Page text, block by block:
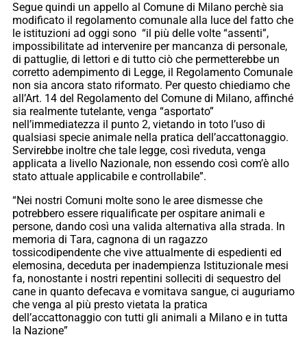
Segue quindi un appello al Comune di Milano perchè sia
modificato il regolamento comunale alla luce del fatto che
le istituzioni ad oggi sono “il più delle volte “assenti”,
impossibilitate ad intervenire per mancanza di personale,
di pattuglie, di lettori e di tutto ciò che permetterebbe un
corretto adempimento di Legge, il Regolamento Comunale
non sia ancora stato riformato. Per questo chiediamo che
all’Art. 14 del Regolamento del Comune di Milano, affinché
sia realmente tutelante, venga “asportato”
nell’immediatezza il punto 2, vietando in toto l’uso di
qualsiasi specie animale nella pratica dell’accattonaggio.
Servirebbe inoltre che tale legge, così riveduta, venga
applicata a livello Nazionale, non essendo così com’è allo
stato attuale applicabile e controllabile”.
“Nei nostri Comuni molte sono le aree dismesse che
potrebbero essere riqualificate per ospitare animali e
persone, dando così una valida alternativa alla strada. In
memoria di Tara, cagnona di un ragazzo
tossicodipendente che vive attualmente di espedienti ed
elemosina, deceduta per inadempienza Istituzionale mesi
fa, nonostante i nostri repentini solleciti di sequestro del
cane in quanto defecava e vomitava sangue, ci auguriamo
che venga al più presto vietata la pratica
dell’accattonaggio con tutti gli animali a Milano e in tutta
la Nazione”